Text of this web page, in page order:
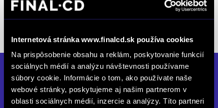
Internetová stránka www.finalcd.sk používa cookies
Na prispôsobenie obsahu a reklám, poskytovanie funkcií
sociálnych médií a analýzu návštevnosti používame
súbory cookie. Informácie o tom, ako používate naše
webové stránky, poskytujeme aj našim partnerom v
oblasti sociálnych médií, inzercie a analýzy. Títo partneri
Nízka spotreba, Úplná servisná história, Vozidlo je
v záruke vozidlo skladom na prevádzke Final CD
FINAL-CD Žilina
Prielohy 5, 010 07 Žilina